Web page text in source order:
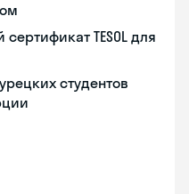
TESOL для
студентов